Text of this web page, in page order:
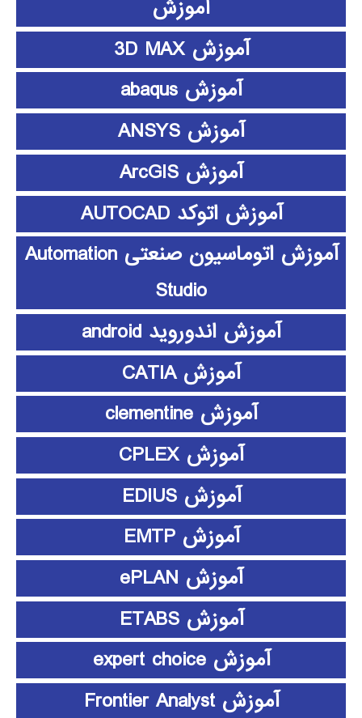
آموزش
آموزش 3D MAX
آموزش abaqus
آموزش ANSYS
آموزش ArcGIS
آموزش اتوکد AUTOCAD
آموزش اتوماسیون صنعتی Automation
Studio
آموزش اندوروید android
آموزش CATIA
آموزش clementine
آموزش CPLEX
آموزش EDIUS
آموزش EMTP
آموزش ePLAN
آموزش ETABS
آموزش expert choice
آموزش Frontier Analyst